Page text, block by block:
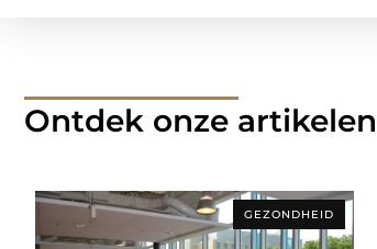
Ontdek onze
GEZONDHEID